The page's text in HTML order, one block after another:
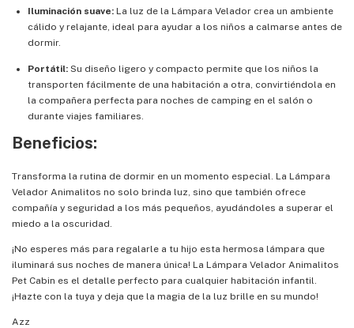
Iluminación suave: La luz de la Lámpara Velador crea un ambiente
cálido y relajante, ideal para ayudar a los niños a calmarse antes de
dormir.
Portátil: Su diseño ligero y compacto permite que los niños la
transporten fácilmente de una habitación a otra, convirtiéndola en
la compañera perfecta para noches de camping en el salón o
durante viajes familiares.
Beneficios:
Transforma la rutina de dormir en un momento especial. La Lámpara
Velador Animalitos no solo brinda luz, sino que también ofrece
compañía y seguridad a los más pequeños, ayudándoles a superar el
miedo a la oscuridad.
¡No esperes más para regalarle a tu hijo esta hermosa lámpara que
iluminará sus noches de manera única! La Lámpara Velador Animalitos
Pet Cabin es el detalle perfecto para cualquier habitación infantil.
¡Hazte con la tuya y deja que la magia de la luz brille en su mundo!
Azz